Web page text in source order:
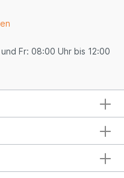
Fr: 08:00 Uhr bis 12:00